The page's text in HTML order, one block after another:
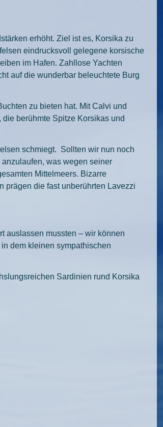
erhöht. Ziel ist es, Korsika zu
eindrucksvoll gelegene korsische
im Hafen. Zahllose Yachten
auf die wunderbar beleuchtete Burg
zu bieten hat. Mit Calvi und
berühmte Spitze Korsikas und
schmiegt. Sollten wir nun noch
was wegen seiner
Mittelmeers. Bizarre
prägen die fast unberührten Lavezzi
auslassen mussten – wir können
dem kleinen sympathischen
Sardinien rund Korsika